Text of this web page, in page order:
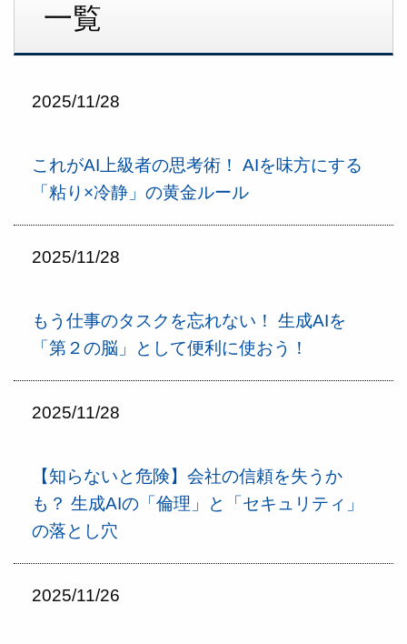
一覧
2025/11/28
これがAI上級者の思考術！ AIを味方にする
「粘り×冷静」の黄金ルール
2025/11/28
もう仕事のタスクを忘れない！ 生成AIを
「第２の脳」として便利に使おう！
2025/11/28
【知らないと危険】会社の信頼を失うか
も？ 生成AIの「倫理」と「セキュリティ」
の落とし穴
2025/11/26